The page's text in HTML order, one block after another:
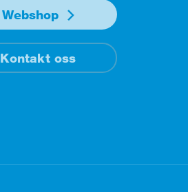
Webshop
Kontakt oss